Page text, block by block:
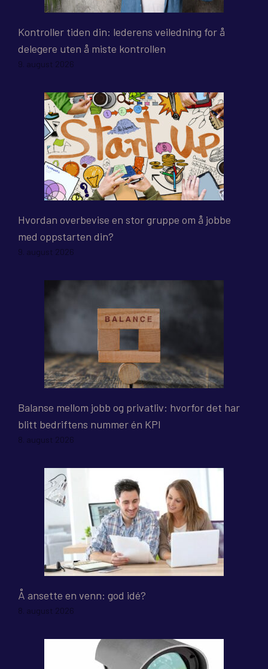
Kontroller tiden din: lederens veiledning for å
delegere uten å miste kontrollen
9. august 2026
Hvordan overbevise en stor gruppe om å jobbe
med oppstarten din?
9. august 2026
Balanse mellom jobb og privatliv: hvorfor det har
blitt bedriftens nummer én KPI
8. august 2026
Å ansette en venn: god idé?
8. august 2026